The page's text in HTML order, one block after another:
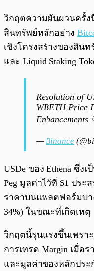
วิกฤตความผันผวนครั้ง
สินทรัพย์หลักอย่าง
เชิงโครงสร้างของสินท
และ Liquid Staking
Resolution of
WBETH Price
Enhancements
—Binance
USDe ของ Ethena ซึ่งเ
Peg มูลค่าไว้ที่ $1 ประ
ราคาบนแพลตฟอร์มบา
34%) ในขณะที่เกิดเหตุ
วิกฤตนี้รุนแรงขึ้นเพรา
การเทรด Margin เมื่อ
และมูลค่าของหลักประ